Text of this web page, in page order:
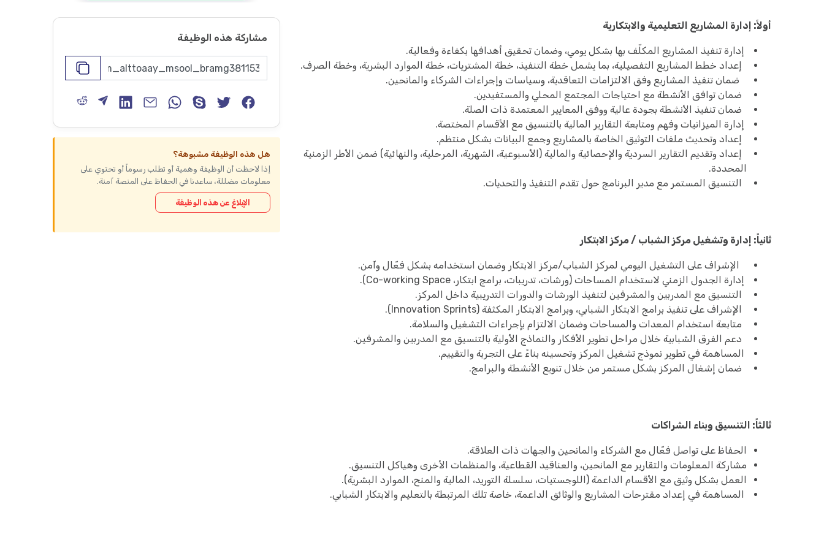
أولاً: إدارة المشاريع التعليمية والابتكارية
إدارة تنفيذ المشاريع المكلّف بها بشكل يومي، وضمان تحقيق أهدافها بكفاءة وفعالية.
إعداد خطط المشاريع التفصيلية، بما يشمل خطة التنفيذ، خطة المشتريات، خطة الموارد البشرية، وخطة الصرف.
ضمان تنفيذ المشاريع وفق الالتزامات التعاقدية، وسياسات وإجراءات الشركاء والمانحين.
ضمان توافق الأنشطة مع احتياجات المجتمع المحلي والمستفيدين.
ضمان تنفيذ الأنشطة بجودة عالية ووفق المعايير المعتمدة ذات الصلة.
إدارة الميزانيات وفهم ومتابعة التقارير المالية بالتنسيق مع الأقسام المختصة.
إعداد وتحديث ملفات التوثيق الخاصة بالمشاريع وجمع البيانات بشكل منتظم.
إعداد وتقديم التقارير السردية والإحصائية والمالية (الأسبوعية، الشهرية، المرحلية، والنهائية) ضمن الأطر الزمنية
المحددة.
التنسيق المستمر مع مدير البرنامج حول تقدم التنفيذ والتحديات.
ثانياً: إدارة وتشغيل مركز الشباب / مركز الابتكار
الإشراف على التشغيل اليومي لمركز الشباب/مركز الابتكار وضمان استخدامه بشكل فعّال وآمن.
إدارة الجدول الزمني لاستخدام المساحات (ورشات، تدريبات، برامج ابتكار، Co-working Space).
التنسيق مع المدربين والمشرفين لتنفيذ الورشات والدورات التدريبية داخل المركز.
الإشراف على تنفيذ برامج الابتكار الشبابي، وبرامج الابتكار المكثفة (Innovation Sprints).
متابعة استخدام المعدات والمساحات وضمان الالتزام بإجراءات التشغيل والسلامة.
دعم الفرق الشبابية خلال مراحل تطوير الأفكار والنماذج الأولية بالتنسيق مع المدربين والمشرفين.
المساهمة في تطوير نموذج تشغيل المركز وتحسينه بناءً على التجربة والتقييم.
ضمان إشغال المركز بشكل مستمر من خلال تنويع الأنشطة والبرامج.
ثالثاً: التنسيق وبناء الشراكات
الحفاظ على تواصل فعّال مع الشركاء والمانحين والجهات ذات العلاقة.
مشاركة المعلومات والتقارير مع المانحين، والعناقيد القطاعية، والمنظمات الأخرى وهياكل التنسيق.
العمل بشكل وثيق مع الأقسام الداعمة (اللوجستيات، سلسلة التوريد، المالية والمنح، الموارد البشرية).
المساهمة في إعداد مقترحات المشاريع والوثائق الداعمة، خاصة تلك المرتبطة بالتعليم والابتكار الشبابي.
مشاركة هذه الوظيفة
هل هذه الوظيفة مشبوهة؟
إذا لاحظت أن الوظيفة وهمية أو تطلب رسوماً أو تحتوي على
معلومات مضللة، ساعدنا في الحفاظ على المنصة آمنة.
الإبلاغ عن هذه الوظيفة